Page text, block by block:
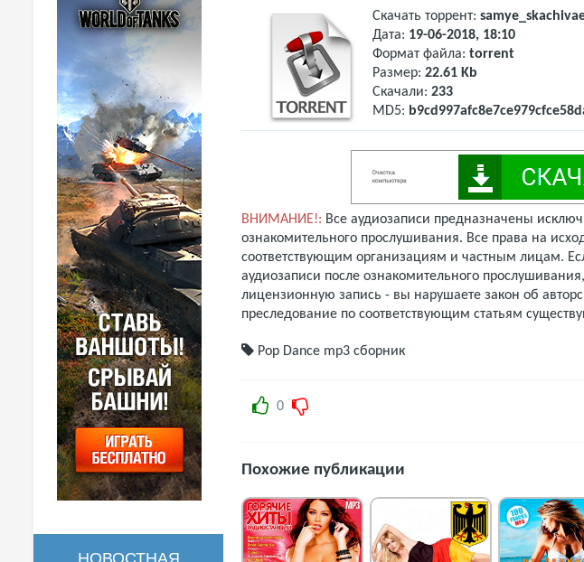
НОВОСТНАЯ
Скачать торрент:
Дата: 19-06-2018, 18:10
Формат файла: torrent
Размер: 22.61 Kb
Скачали: 233
MD5:
ВНИМАНИЕ!: Все аудиозаписи предназначены
ознакомительного прослушивания. Все права на
соответствующим организациям и частным лицам.
аудиозаписи после ознакомительного
лицензионную запись - вы нарушаете закон об
преследование по соответствующим статьям
Pop Dance mp3 сборник
0
Похожие публикации